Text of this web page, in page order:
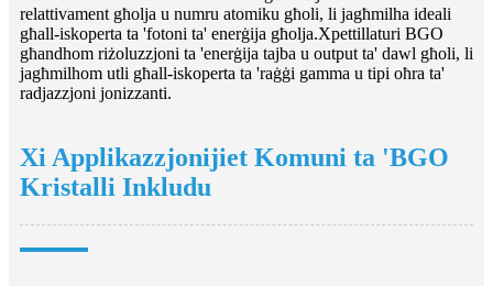
relattivament għolja u numru atomiku għoli, li jagħmilha ideali
għall-iskoperta ta 'fotoni ta' enerġija għolja.Xpettillaturi BGO
għandhom riżoluzzjoni ta 'enerġija tajba u output ta' dawl għoli, li
jagħmilhom utli għall-iskoperta ta 'raġġi gamma u tipi oħra ta'
radjazzjoni jonizzanti.
Xi Applikazzjonijiet Komuni ta 'BGO
Kristalli Inkludu